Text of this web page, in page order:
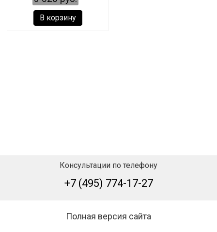
В корзину
Консультации по телефону
+7 (495) 774-17-27
Полная версия сайта